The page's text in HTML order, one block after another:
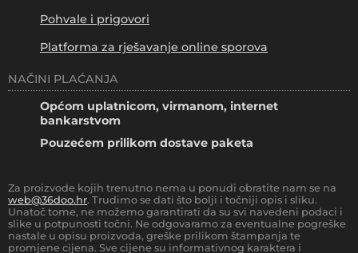
Pohvale i prigovori
Platforma za rješavanje online sporova
NAČINI PLAĆANJA
Općom uplatnicom, virmanom, internet
bankarstvom
Pouzećem prilikom dostave paketa
Za proizvode kojih trenutno nema u ponudi obratite nam se na
web@36doo.hr. Trudimo se dati što bolji i točniji opis i sliku.
Unatoč tome, ne možemo garantirati da su svi navedeni podaci i
slike u potpunosti točni. Ne odgovaramo za eventualne pogreške
nastale u opisu proizvoda, greške prilikom štampanja te
promjene cijena. Sve cijene su informativnog karaktera i